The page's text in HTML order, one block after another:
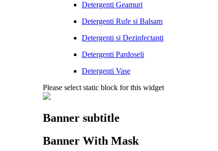
Detergenti Geamuri
Detergenti Rufe si Balsam
Detergenti si Dezinfectanti
Detergenti Pardoseli
Detergenti Vase
Please select static block for this widget
Banner subtitle
Banner With Mask